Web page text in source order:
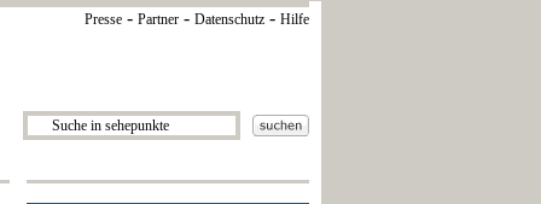
Presse - Partner - Datenschutz - Hilfe